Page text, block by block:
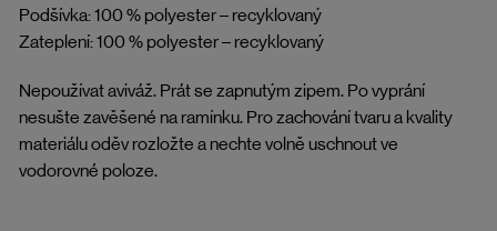
Podšívka: 100 % polyester – recyklovaný
Zateplení: 100 % polyester – recyklovaný
Nepoužívat aviváž. Prát se zapnutým zipem. Po vyprání
nesušte zavěšené na ramínku. Pro zachování tvaru a kvality
materiálu oděv rozložte a nechte volně uschnout ve
vodorovné poloze.